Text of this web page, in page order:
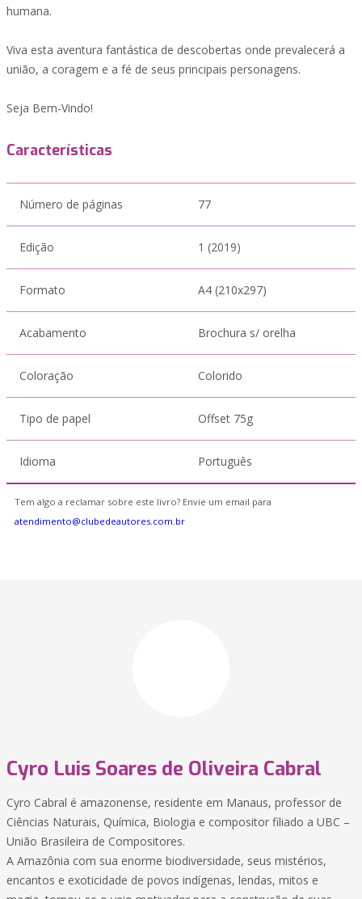
humana.
Viva esta aventura fantástica de descobertas onde prevalecerá a
união, a coragem e a fé de seus principais personagens.
Seja Bem-Vindo!
Características
Número de páginas 77
Edição 1 (2019)
Formato A4 (210x297)
Acabamento Brochura s/ orelha
Coloração Colorido
Tipo de papel Offset 75g
Idioma Português
Tem algo a reclamar sobre este livro? Envie um email para
atendimento@clubedeautores.com.br
Cyro Luis Soares de Oliveira Cabral
Cyro Cabral é amazonense, residente em Manaus, professor de
Ciências Naturais, Química, Biologia e compositor filiado a UBC –
União Brasileira de Compositores.
A Amazônia com sua enorme biodiversidade, seus mistérios,
encantos e exoticidade de povos indígenas, lendas, mitos e